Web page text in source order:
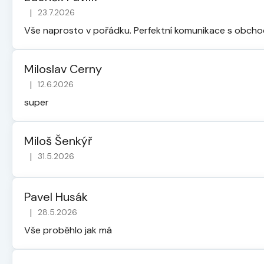
Hodnocení obchodu je 5 z 5 hvězdiček.
| 23.7.2026
Vše naprosto v pořádku. Perfektní komunikace s
Miloslav Cerny
Hodnocení obchodu je 5 z 5 hvězdiček.
| 12.6.2026
super
Miloš Šenkýř
Hodnocení obchodu je 5 z 5 hvězdiček.
| 31.5.2026
Pavel Husák
Hodnocení obchodu je 5 z 5 hvězdiček.
| 28.5.2026
Vše proběhlo jak má